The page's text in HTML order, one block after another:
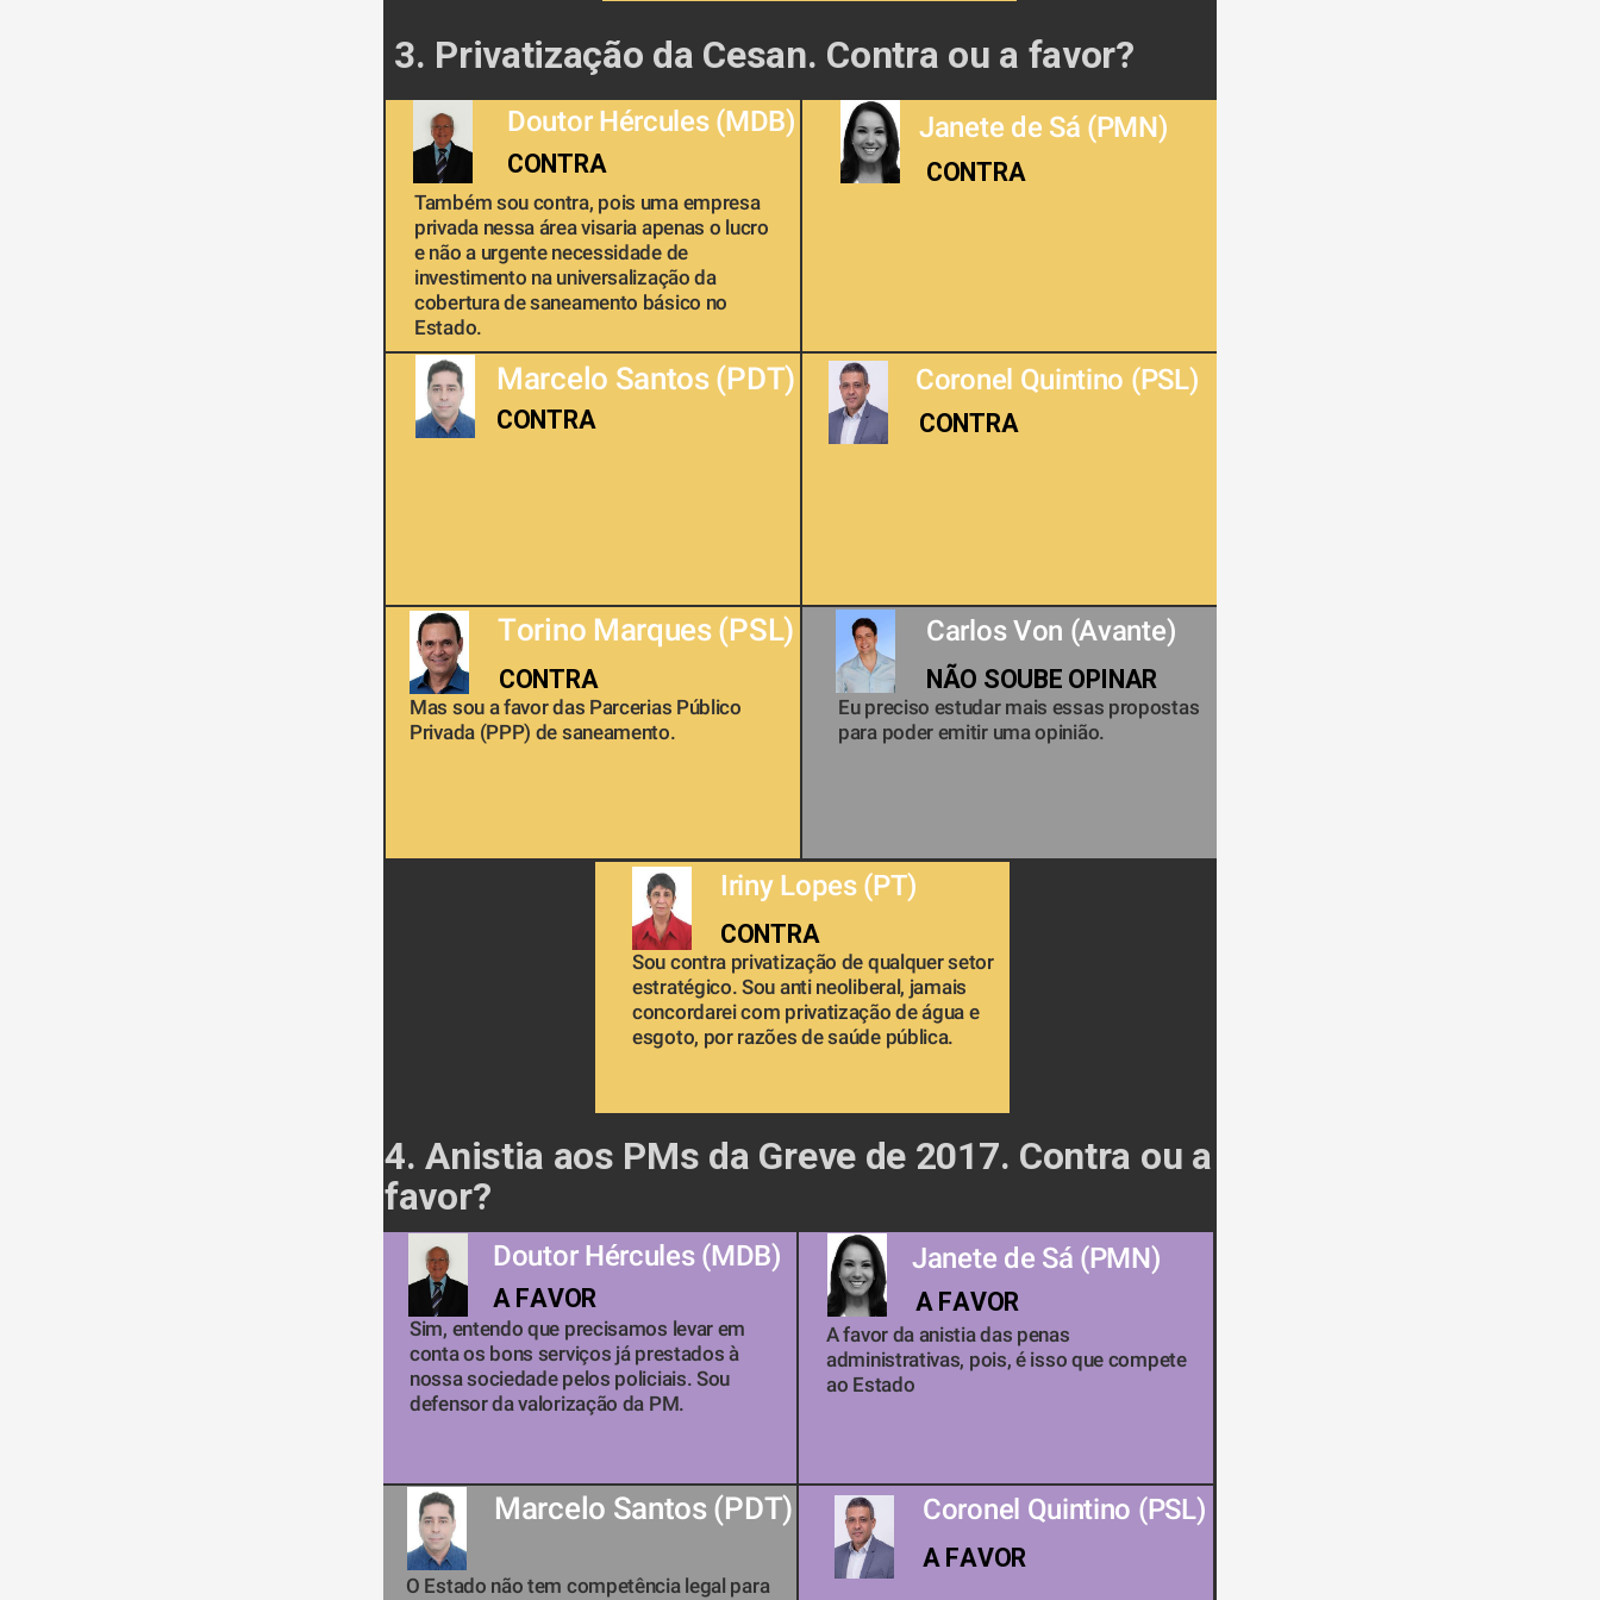
3. Privatização da Cesan. Contra ou a favor?
Doutor Hércules (MDB) Janete de Sá (PMN)
CONTRA CONTRA
Também sou contra, pois uma empresa
privada nessa área visaria apenas o lucro
e não a urgente necessidade de
investimento na universalização da
cobertura de saneamento básico no
Estado.
Marcelo Santos (PDT) Coronel Quintino (PSL)
CONTRA CONTRA
Torino Marques (PSL) Carlos Von (Avante)
CONTRA NÃO SOUBE OPINAR
Mas sou a favor das Parcerias Público
Privada (PPP) de saneamento.
Eu preciso estudar mais essas propostas
para poder emitir uma opinião.
Iriny Lopes (PT)
Norma Ayub (DEM)
CONTRA
A FAVOR
Sou contra privatização de qualquer setor
estratégico. Sou anti neoliberal, jamais
concordarei com privatização de água e
esgoto, por razões de saúde pública.
Não sou a favor da reforma proposta por
Temer, mas sim de uma Reforma que
reequilibre o orçamento da Previdência
sem prejudicar o trabalhador e que se
4. Anistia aos PMs da Greve de 2017. Contra ou a
favor?
Doutor Hércules (MDB) Janete de Sá (PMN)
A FAVOR A FAVOR
Sim, entendo que precisamos levar em
conta os bons serviços já prestados à
nossa sociedade pelos policiais. Sou
defensor da valorização da PM.
A favor da anistia das penas
administrativas, pois, é isso que compete
ao Estado
Marcelo Santos (PDT) Coronel Quintino (PSL)
A FAVOR
O Estado não tem competência legal para